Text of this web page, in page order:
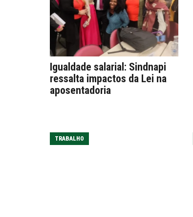
Igualdade salarial: Sindnapi
ressalta impactos da Lei na
aposentadoria
TRABALHO